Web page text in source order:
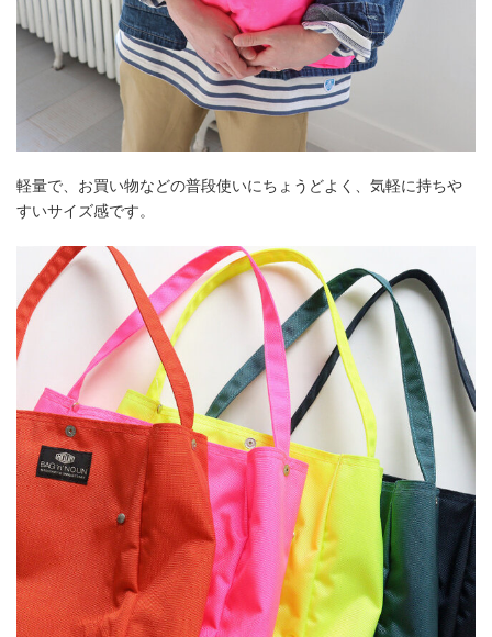
軽量で、お買い物などの普段使いにちょうどよく、気軽に持ちや
すいサイズ感です。